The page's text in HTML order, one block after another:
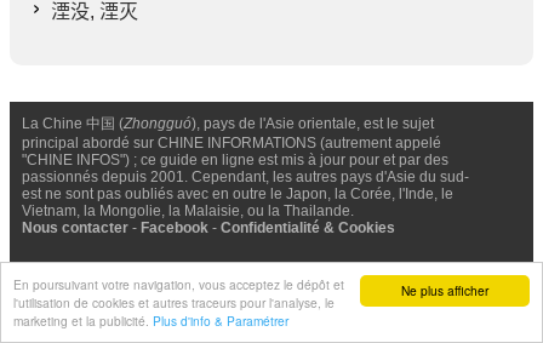
Ne plus afficher
En poursuivant votre navigation, vous acceptez le dépôt et
l'utilisation de cookies et autres traceurs pour l'analyse, le
marketing et la publicité. Plus d'info & Paramétrer
湮没, 湮灭
La Chine 中国 (Zhongguó), pays de l'Asie orientale, est le sujet
principal abordé sur CHINE INFORMATIONS (autrement appelé
"CHINE INFOS") ; ce guide en ligne est mis à jour pour et par des
passionnés depuis 2001. Cependant, les autres pays d'Asie du sud-
est ne sont pas oubliés avec en outre le Japon, la Corée, l'Inde, le
Vietnam, la Mongolie, la Malaisie, ou la Thailande.
Nous contacter - Facebook - Confidentialité & Cookies
© Chine Informations, 2026 - Tous droits réservés (depuis 2001)